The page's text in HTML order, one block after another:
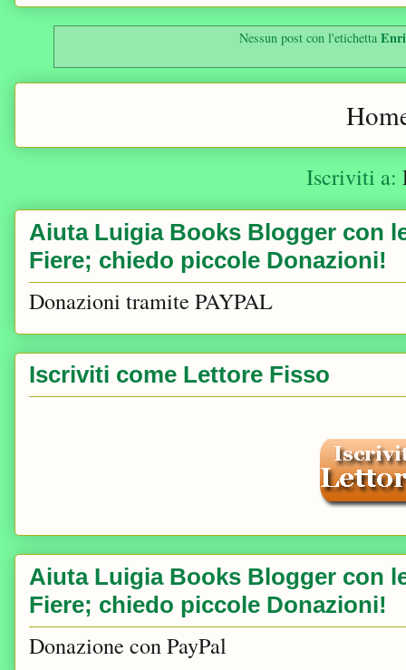
Nessun post con l'etichetta
Iscriviti a:
Aiuta Luigia Books Blogger con
Fiere; chiedo piccole Donazioni!
Donazioni tramite PAYPAL
Iscriviti come Lettore Fisso
Aiuta Luigia Books Blogger con
Fiere; chiedo piccole Donazioni!
Donazione con PayPal